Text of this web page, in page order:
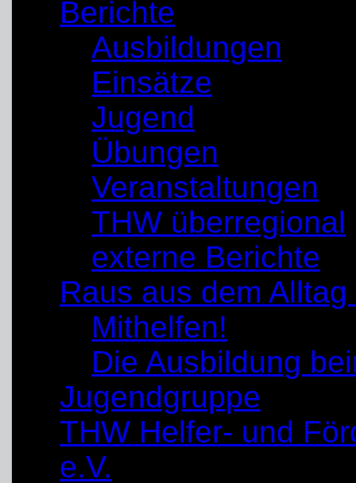
Berichte
Ausbildungen
Einsätze
Jugend
Übungen
Veranstaltungen
THW überregional
externe Berichte
Raus aus dem
Mithelfen!
Die Ausbildung
Jugendgruppe
THW Helfer- und
e.V.